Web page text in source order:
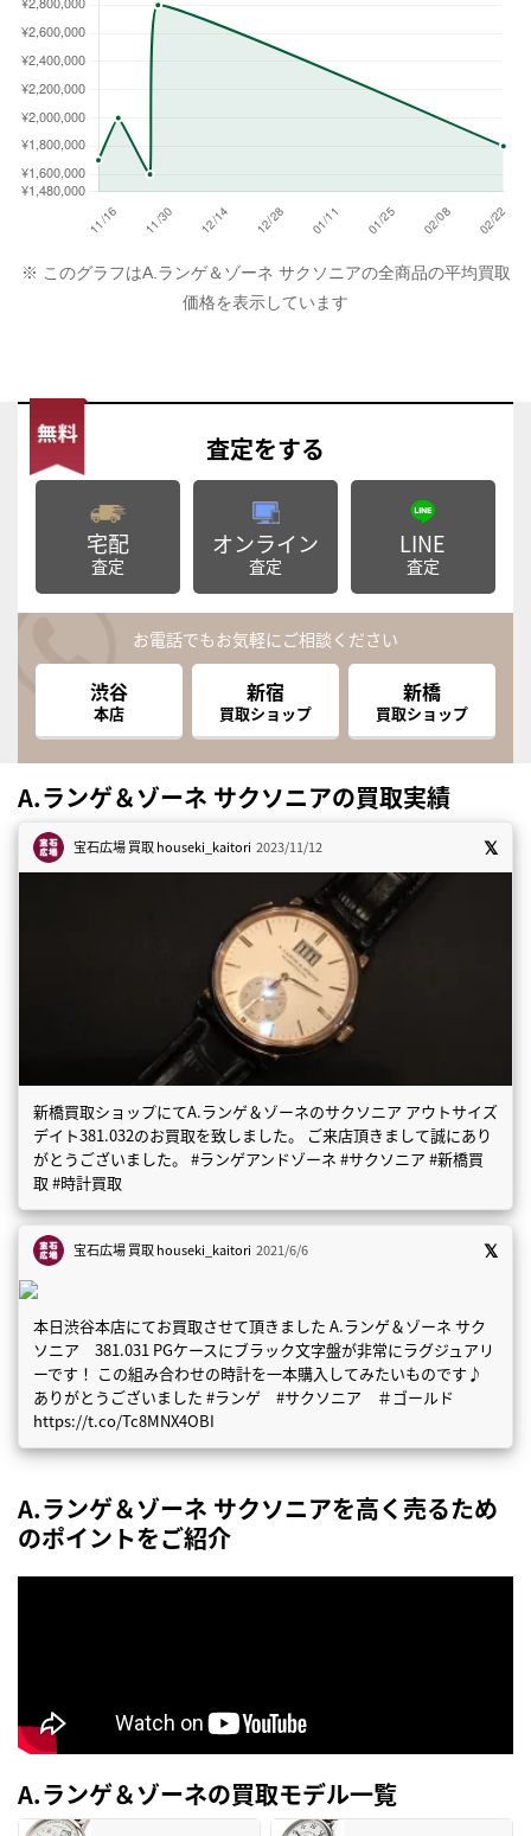
※ このグラフはA.ランゲ＆ゾーネ サクソニアの全商品の平均買取
価格を表示しています
査定をする
宅配
査定
オンライン
査定
LINE
査定
お電話でもお気軽にご相談ください
渋谷
本店
新宿
買取ショップ
新橋
買取ショップ
A.ランゲ＆ゾーネ サクソニアの買取実績
宝石広場 買取houseki_kaitori 2023/11/12
新橋買取ショップにてA.ランゲ＆ゾーネのサクソニア アウトサイズ
デイト381.032のお買取を致しました。 ご来店頂きまして誠にあり
がとうございました。 #ランゲアンドゾーネ #サクソニア #新橋買
取 #時計買取
宝石広場 買取houseki_kaitori 2021/6/6
本日渋谷本店にてお買取させて頂きました A.ランゲ＆ゾーネ サク
ソニア 381.031 PGケースにブラック文字盤が非常にラグジュアリ
ーです！ この組み合わせの時計を一本購入してみたいものです♪
ありがとうございました #ランゲ #サクソニア ＃ゴールド
https://t.co/Tc8MNX4OBI
A.ランゲ＆ゾーネ サクソニアを高く売るため
のポイントをご紹介
A.ランゲ＆ゾーネの買取モデル一覧